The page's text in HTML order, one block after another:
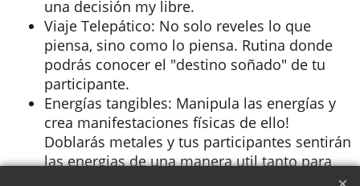
una decisión my libre.
Viaje Telepático: No solo reveles lo que
piensa, sino como lo piensa. Rutina donde
podrás conocer el "destino soñado" de tu
participante.
Energías tangibles: Manipula las energías y
crea manifestaciones físicas de ello!
Doblarás metales y tus participantes sentirán
las energias de una manera util tanto para